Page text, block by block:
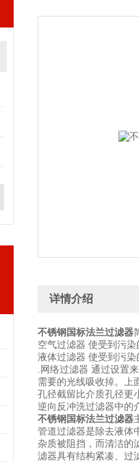
详情介绍
不锈钢国标法兰过滤器
空气过滤器 使受到污
液体过滤器 使受到污
.网络过滤器 通过设置
需要的光线吸收掉。上
孔径截留比介质孔径更
逆向反冲洗过滤器中的
不锈钢国标法兰过滤器
管道过滤器是除去液体
杂质被阻挡，而清洁的
滤器具有结构紧凑、过